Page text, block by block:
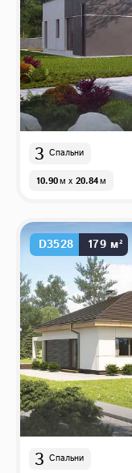
3 Спальни
10.90м x 20.84м
D3528 179 м²
3 Спальни